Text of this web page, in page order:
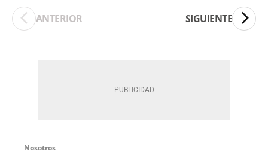
ANTERIOR SIGUIENTE
Nosotros